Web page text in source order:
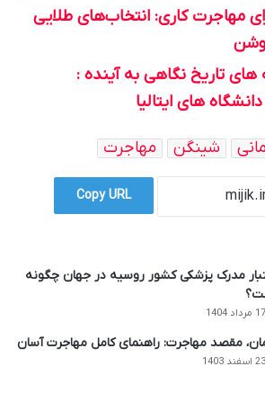
مهاجرت کاری: انتخاب‌های طلایی
تاریخ نگاهی به آینده :
های ایتالیا
شینگن مهاجرت
Copy URL
مدرک پزشکی کشور روسیه در جهان چگونه
17 مرداد 1404
مقصد مهاجرت: راهنمای کامل مهاجرت آسان
23 اسفند 1403